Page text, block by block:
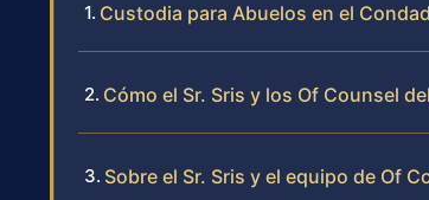
Custodia para Abuelos en el
Cómo el Sr. Sris y los Of Counsel
Sobre el Sr. Sris y el equipo de Of